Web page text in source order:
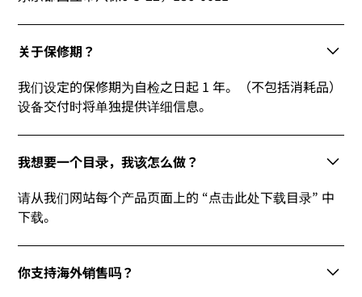
关于保修期？
我们设定的保修期为自检之日起 1 年。（不包括消耗品）
设备交付时将单独提供详细信息。
我想要一个目录，我该怎么做？
请从我们网站每个产品页面上的 “点击此处下载目录” 中
下载。
你支持海外销售吗？